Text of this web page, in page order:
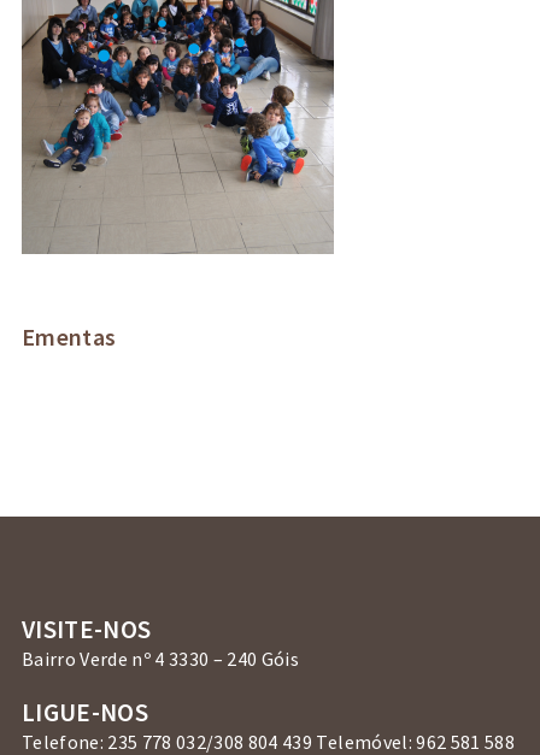
Ementas
VISITE-NOS
Bairro Verde nº 4 3330 – 240 Góis
LIGUE-NOS
Telefone: 235 778 032/308 804 439 Telemóvel: 962 581 588